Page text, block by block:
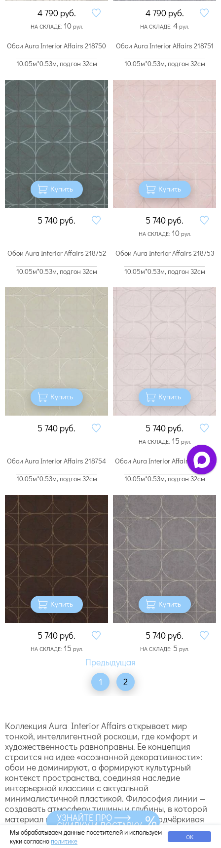
4 790 руб.
НА СКЛАДЕ: 10рул.
4 790 руб.
НА СКЛАДЕ: 4рул.
Обои Aura Interior Affairs 218750
10.05м*0.53м, подгон 32см
Купить
5 740 руб.
Обои Aura Interior Affairs 218751
10.05м*0.53м, подгон 32см
Купить
5 740 руб.
НА СКЛАДЕ: 10рул.
Обои Aura Interior Affairs 218752
10.05м*0.53м, подгон 32см
Купить
5 740 руб.
Обои Aura Interior Affairs 218753
10.05м*0.53м, подгон 32см
Купить
5 740 руб.
НА СКЛАДЕ: 15 рул.
Обои Aura Interior Affairs 218754
10.05м*0.53м, подгон 32см
Купить
5 740 руб.
НА СКЛАДЕ: 15 рул.
Обои Aura Interior Affairs 218755
10.05м*0.53м, подгон 32см
Купить
5 740 руб.
НА СКЛАДЕ: 5 рул.
1 2
Коллекция Aura Interior Affairs открывает мир
тонкой, интеллигентной роскоши, где комфорт и
художественность равноправны. Ее концепция
строится на идее «осознанной декоративности»:
обои не доминируют, а формируют культурный
контекст пространства, соединяя наследие
интерьерной классики с актуальной
минималистичной пластикой. Философия линии —
создавать атмосферу тишины и глубины, в которой
материал и свет ведут тихий диалог, подчёркивая
индивидуальность дома.
Дизайнерские решения "Интериор аффаирс"
Мы обрабатываем данные посетителей и используем
куки согласно политике ОК
УЗНАЙТЕ ПРО
СКИДКУ И ДОСТАВКУ